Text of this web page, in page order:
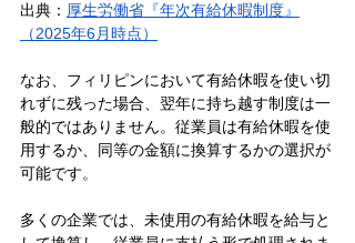
出典： 厚生労働省『年次有給休暇制度』
（2025年6月時点）
なお、フィリピンにおいて有給休暇を使い切
れずに残った場合、翌年に持ち越す制度は一
般的ではありません。従業員は有給休暇を使
用するか、同等の金額に換算するかの選択が
可能です。
多くの企業では、未使用の有給休暇を給与と